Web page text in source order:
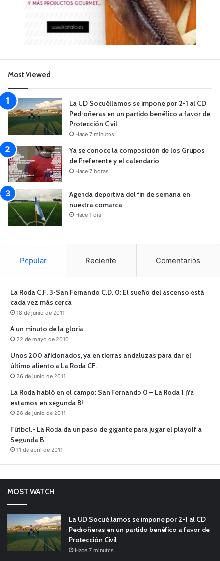
Most Viewed
La UD Socuéllamos se impone por 2-1 al CD
Pedroñeras en un partido benéfico a favor de
Protección Civil
Hace 7 minutos
Ya se conoce la composición de los Grupos
de Preferente y el calendario
Hace 7 horas
Agenda deportiva del fin de semana en
nuestra comarca
Hace 1 día
Popular Reciente Comentarios
La Roda C.F. 3-San Fernando C.D. 0: El sueño del ascenso está
cada vez más cerca
18 de junio de 2011
A un minuto de la gloria
22 de mayo de 2010
Unos 200 aficionados, ya en tierras andaluzas para dar el
último aliento a La Roda CF.
26 de junio de 2011
La Roda habló en el campo: San Fernando 0 – La Roda 1 ¡Ya
estamos en segunda B!
26 de junio de 2011
Fútbol.- La Roda da un paso de gigante para jugar el playoff a
Segunda B
11 de abril de 2011
MOST WATCH
La UD Socuéllamos se impone por 2-1 al CD
Pedroñeras en un partido benéfico a favor de
Protección Civil
Hace 7 minutos